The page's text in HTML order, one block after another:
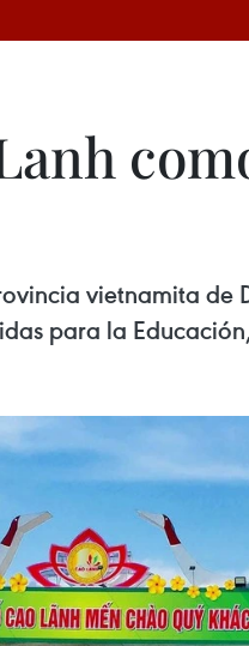
vietnamita
para la